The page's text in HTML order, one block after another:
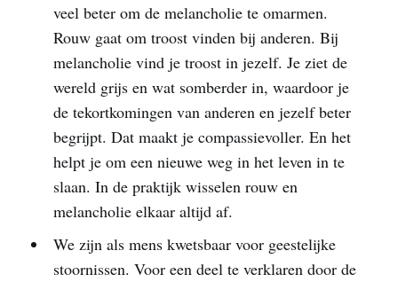
veel beter om de melancholie te omarmen.
Rouw gaat om troost vinden bij anderen. Bij
melancholie vind je troost in jezelf. Je ziet de
wereld grijs en wat somberder in, waardoor je
de tekortkomingen van anderen en jezelf beter
begrijpt. Dat maakt je compassievoller. En het
helpt je om een nieuwe weg in het leven in te
slaan. In de praktijk wisselen rouw en
melancholie elkaar altijd af.
We zijn als mens kwetsbaar voor geestelijke
stoornissen. Voor een deel te verklaren door de